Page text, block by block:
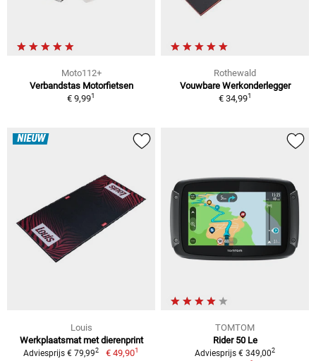
Moto112+
Verbandstas Motorfietsen
€ 9,991
Rothewald
Vouwbare Werkonderlegger
€ 34,991
NIEUW
Louis
Werkplaatsmat met dierenprint
Adviesprijs € 79,992 € 49,901
TOMTOM
Rider 50 Le
Adviesprijs € 349,002